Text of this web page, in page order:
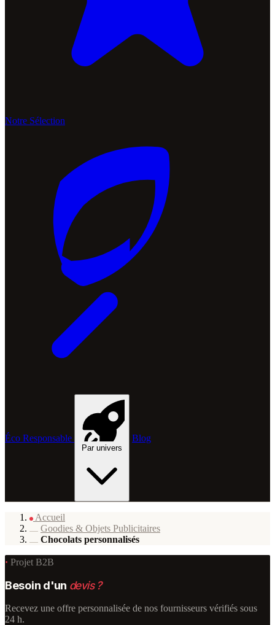
Notre Sélection
Éco Responsable
Par univers
Blog
Accueil
Goodies & Objets Publicitaires
Chocolats personnalisés
· Projet B2B
Besoin d'un devis ?
Recevez une offre personnalisée de nos fournisseurs vérifiés sous
24 h.